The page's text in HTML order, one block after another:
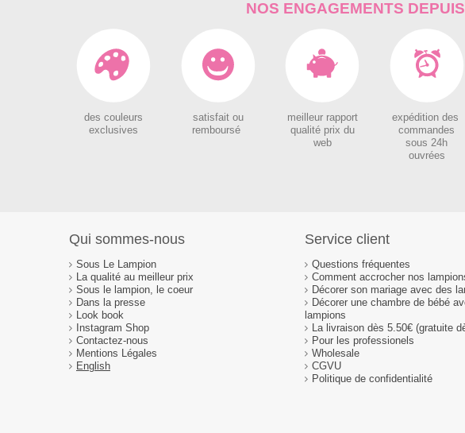
NOS ENGAGEMENTS
des couleurs
exclusives
satisfait ou
remboursé
meilleur rapport
qualité prix du
web
expédition des
commandes
sous 24h
ouvrées
Qui sommes-nous
Sous Le Lampion
La qualité au meilleur prix
Sous le lampion, le coeur
Dans la presse
Look book
Instagram Shop
Contactez-nous
Mentions Légales
English
Service client
Questions fréquentes
Comment accrocher nos
Décorer son mariage avec des
Décorer une chambre de bébé
lampions
La livraison dès 5.50€ (gratuite
Pour les professionels
Wholesale
CGVU
Politique de confidentialité